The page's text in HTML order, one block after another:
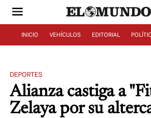
INICIO VEHÍCULOS EDITORIAL
DEPORTES
Alianza castiga a
Zelaya por su